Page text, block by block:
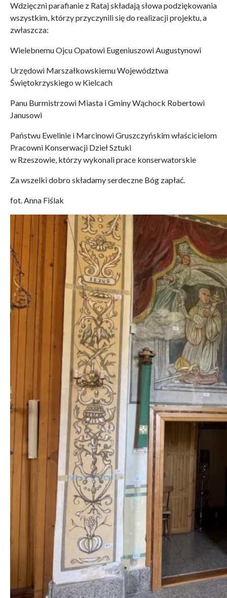
Wdzięczni parafianie z Rataj składają słowa podziękowania
wszystkim, którzy przyczynili się do realizacji projektu, a
zwłaszcza:
Wielebnemu Ojcu Opatowi Eugeniuszowi Augustynowi
Urzędowi Marszałkowskiemu Województwa
Świętokrzyskiego w Kielcach
Panu Burmistrzowi Miasta i Gminy Wąchock Robertowi
Janusowi
Państwu Ewelinie i Marcinowi Gruszczyńskim właścicielom
Pracowni Konserwacji Dzieł Sztuki
w Rzeszowie, którzy wykonali prace konserwatorskie
Za wszelki dobro składamy serdeczne Bóg zapłać.
fot. Anna Fiślak